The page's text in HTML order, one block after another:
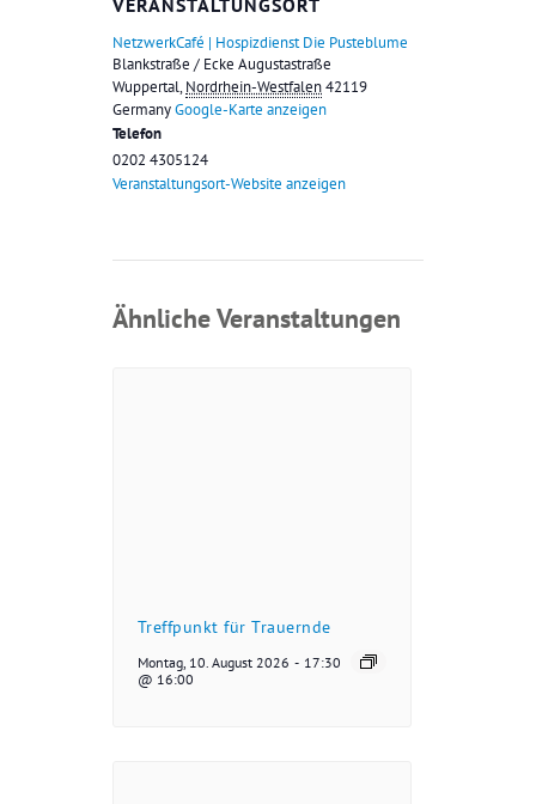
NetzwerkCafé | Hospizdienst Die Pusteblume
Blankstraße / Ecke Augustastraße
Wuppertal, Nordrhein-Westfalen42119
GermanyGoogle-Karte anzeigen
Telefon
0202 4305124
Veranstaltungsort-Website anzeigen
Ähnliche Veranstaltungen
Treffpunkt für Trauernde
Montag, 10. August 2026
@ 16:00
- 17:30